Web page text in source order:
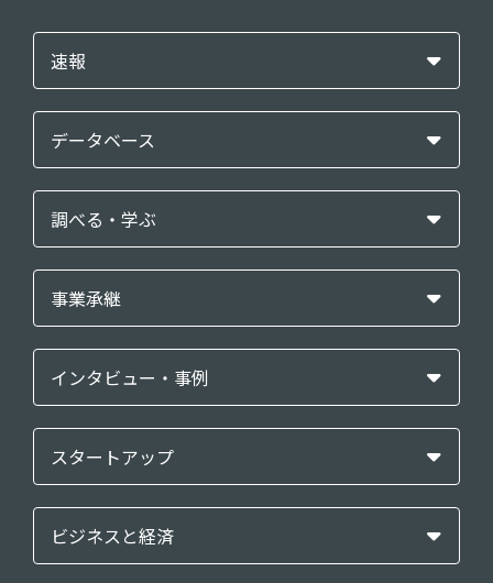
速報
データベース
調べる・学ぶ
事業承継
インタビュー・事例
スタートアップ
ビジネスと経済